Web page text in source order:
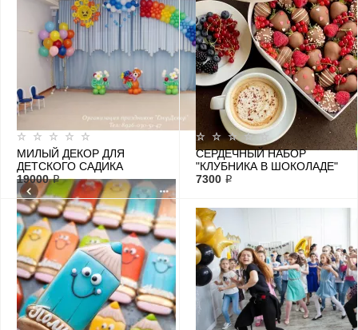
МИЛЫЙ ДЕКОР ДЛЯ
ДЕТСКОГО САДИКА
19000 ₽
СЕРДЕЧНЫЙ НАБОР
"КЛУБНИКА В ШОКОЛАДЕ"
№4
7300 ₽